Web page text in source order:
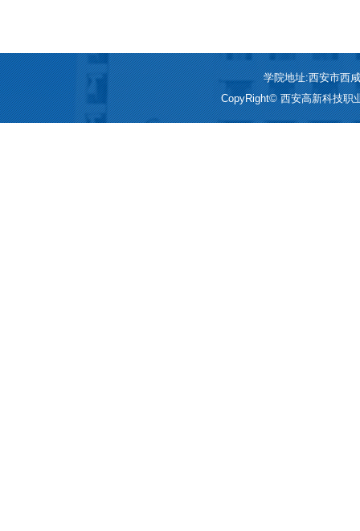
学院地址:西安市西
CopyRight© 西安高新科技职